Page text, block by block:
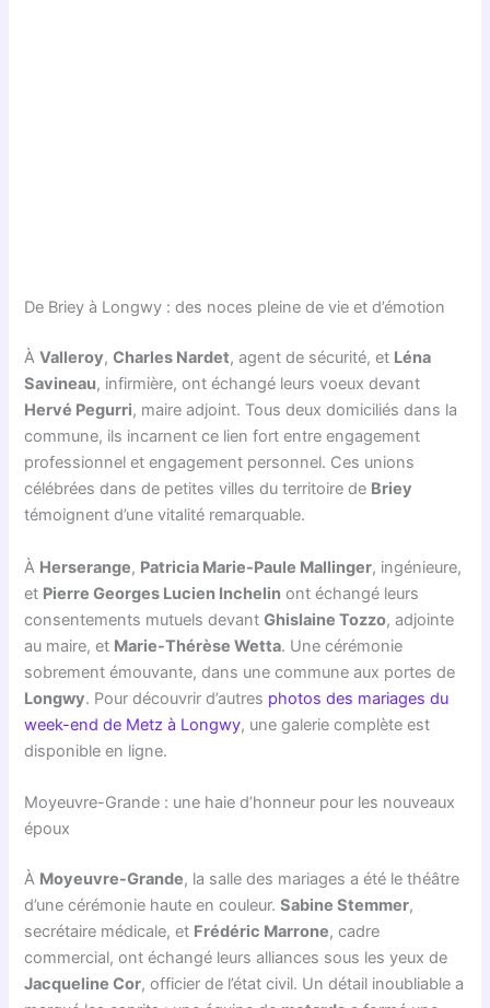
De Briey à Longwy : des noces pleine de vie et d’émotion
ÀValleroy,Charles Nardet, agent de sécurité, et Léna
Savineau, infirmière, ont échangé leurs voeux devant
Hervé Pegurri, maire adjoint. Tous deux domiciliés dans la
commune, ils incarnent ce lien fort entre engagement
professionnel et engagement personnel. Ces unions
célébrées dans de petites villes du territoire de Briey
témoignent d’une vitalité remarquable.
À Herserange, Patricia Marie-Paule Mallinger, ingénieure,
et Pierre Georges Lucien Inchelin ont échangé leurs
consentements mutuels devantGhislaine Tozzo, adjointe
au maire, et Marie-Thérèse Wetta. Une cérémonie
sobrement émouvante, dans une commune aux portes de
Longwy. Pour découvrir d’autres photos des mariages du
week-end de Metz à Longwy, une galerie complète est
disponible en ligne.
Moyeuvre-Grande : une haie d’honneur pour les nouveaux
époux
À Moyeuvre-Grande, la salle des mariages a été le théâtre
d’une cérémonie haute en couleur.Sabine Stemmer,
secrétaire médicale, et Frédéric Marrone, cadre
commercial, ont échangé leurs alliances sous les yeux de
Jacqueline Cor, officier de l’état civil. Un détail inoubliable a